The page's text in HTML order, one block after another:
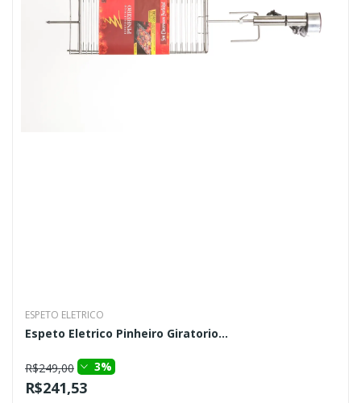
ESPETO ELETRICO
Espeto Eletrico Pinheiro Giratorio...
R$249,00 3%
R$241,53